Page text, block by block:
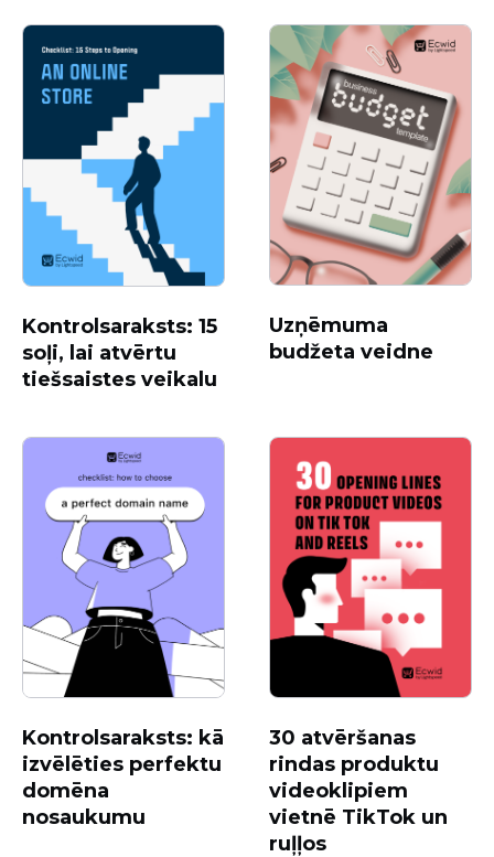
Kontrolsaraksts: 15
soļi, lai atvērtu
tiešsaistes veikalu
Uzņēmuma
budžeta veidne
Kontrolsaraksts: kā
izvēlēties perfektu
domēna
nosaukumu
30 atvēršanas
rindas produktu
videoklipiem
vietnē TikTok un
ruļļos